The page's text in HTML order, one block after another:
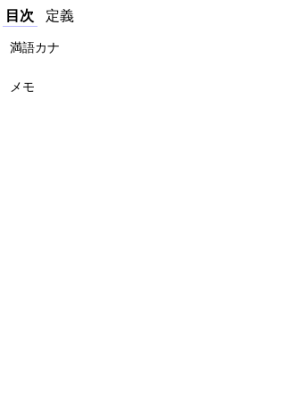
目次 定義
満語カナ
メモ